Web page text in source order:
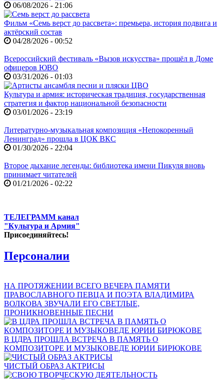
06/08/2026 - 21:06
Фильм «Семь верст до рассвета»: премьера, история подвига и
актёрский состав
04/28/2026 - 00:52
Всероссийский фестиваль «Вызов искусства» прошёл в Доме
офицеров ЮВО
03/31/2026 - 01:03
Культура и армия: историческая традиция, государственная
стратегия и фактор национальной безопасности
03/01/2026 - 23:19
Литературно-музыкальная композиция «Непокоренный
Ленинград» прошла в ЦОК ВКС
01/30/2026 - 22:04
Второе дыхание легенды: библиотека имени Пикуля вновь
принимает читателей
01/21/2026 - 02:22
ТЕЛЕГРАММ канал
"Культура и Армия"
Присоединяйтесь!
Персоналии
НА ПРОТЯЖЕНИИ ВСЕГО ВЕЧЕРА ПАМЯТИ
ПРАВОСЛАВНОГО ПЕВЦА И ПОЭТА ВЛАДИМИРА
ВОЛКОВА ЗВУЧАЛИ ЕГО СВЕТЛЫЕ,
ПРОНИКНОВЕННЫЕ ПЕСНИ
В ЦДРА ПРОШЛА ВСТРЕЧА В ПАМЯТЬ О
КОМПОЗИТОРЕ И МУЗЫКОВЕДЕ ЮРИИ БИРЮКОВЕ
ЧИСТЫЙ ОБРАЗ АКТРИСЫ